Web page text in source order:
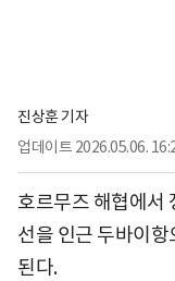
진상훈 기자
업데이트 2026.05.06.
호르무즈 해협에서
선을 인근 두바이
된다.